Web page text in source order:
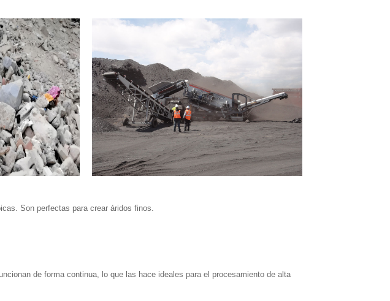
Son perfectas para crear áridos finos.
de forma continua, lo que las hace ideales para el procesamiento de alta